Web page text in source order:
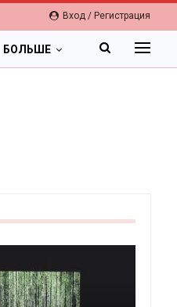
Вход / Регистрация
БОЛЬШЕ